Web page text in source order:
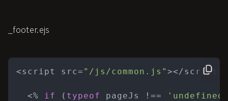
_footer.ejs
<script src= "/js/common.js" ></script>
  <%
if ( typeof pageJs !==